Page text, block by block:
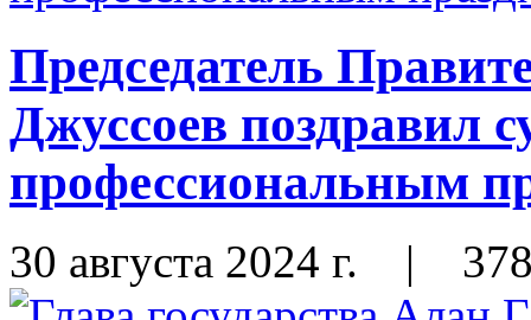
Председатель
Джуссоев поздравил
профессиональным
30 августа 2024 г. |